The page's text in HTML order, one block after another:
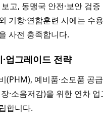
고, 동맹국 안전·보안 검
기항·연합훈련 시에는 수
사전 충족합니다.
·업그레이드 전략
(PHM), 예비품·소모품 공
·소음저감)을 위한 연차 업
합니다.